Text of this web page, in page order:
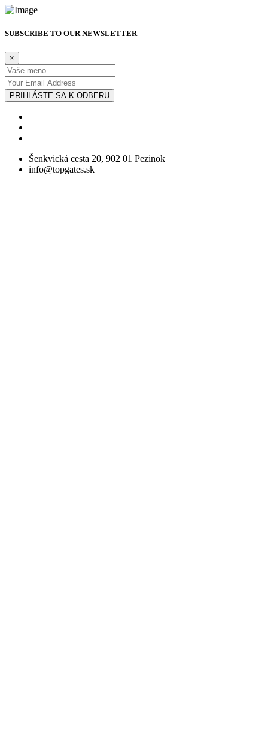
SUBSCRIBE TO OUR NEWSLETTER
×
PRIHLÁSTE SA K ODBERU
Šenkvická cesta 20, 902 01 Pezinok
info@topgates.sk